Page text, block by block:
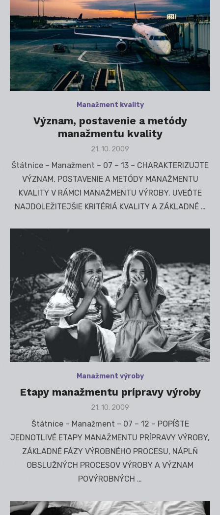
Manažment kvality
Význam, postavenie a metódy
manažmentu kvality
Posted
21. 10. 2009
Štátnice – Manažment – 07 – 13 – CHARAKTERIZUJTE
VÝZNAM, POSTAVENIE A METÓDY MANAŽMENTU
KVALITY V RÁMCI MANAŽMENTU VÝROBY. UVEĎTE
NAJDOLEŽITEJŠIE KRITÉRIÁ KVALITY A ZÁKLADNÉ …
Manažment výroby
Etapy manažmentu prípravy výroby
Posted
21. 10. 2009
Štátnice – Manažment – 07 – 12 – POPÍŠTE
JEDNOTLIVÉ ETAPY MANAŽMENTU PRÍPRAVY VÝROBY,
ZÁKLADNÉ FÁZY VÝROBNÉHO PROCESU, NÁPLŇ
OBSLUŽNÝCH PROCESOV VÝROBY A VÝZNAM
POVÝROBNÝCH …